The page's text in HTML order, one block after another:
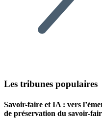
Les tribunes populaires
Savoir-faire et IA : vers
de préservation du savoir-